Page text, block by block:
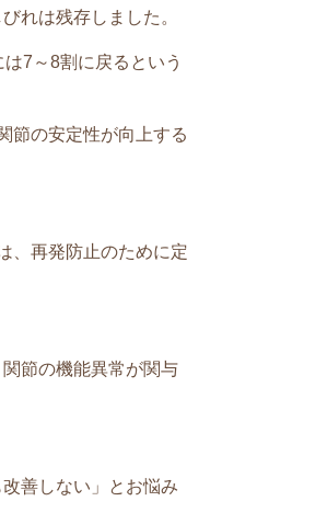
れは残存しました。
7～8割に戻るという
節の安定性が向上する
、再発防止のために定
節の機能異常が関与
善しない」とお悩み